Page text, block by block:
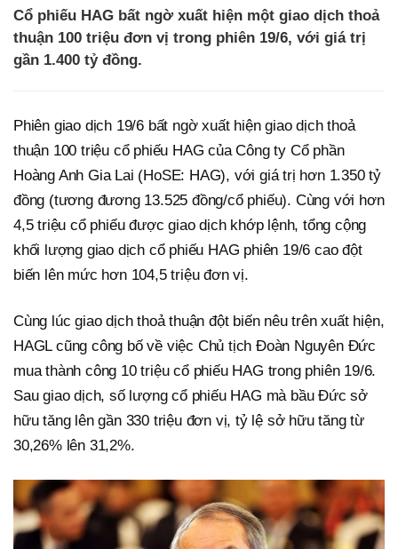
Cổ phiếu HAG bất ngờ xuất hiện một giao dịch thoả
thuận 100 triệu đơn vị trong phiên 19/6, với giá trị
gần 1.400 tỷ đồng.
Phiên giao dịch 19/6 bất ngờ xuất hiện giao dịch thoả
thuận 100 triệu cổ phiếu HAG của Công ty Cổ phần
Hoàng Anh Gia Lai (HoSE: HAG), với giá trị hơn 1.350 tỷ
đồng (tương đương 13.525 đồng/cổ phiếu). Cùng với hơn
4,5 triệu cổ phiếu được giao dịch khớp lệnh, tổng cộng
khối lượng giao dịch cổ phiếu HAG phiên 19/6 cao đột
biến lên mức hơn 104,5 triệu đơn vị.
Cùng lúc giao dịch thoả thuận đột biến nêu trên xuất hiện,
HAGL cũng công bố về việc Chủ tịch Đoàn Nguyên Đức
mua thành công 10 triệu cổ phiếu HAG trong phiên 19/6.
Sau giao dịch, số lượng cổ phiếu HAG mà bầu Đức sở
hữu tăng lên gần 330 triệu đơn vị, tỷ lệ sở hữu tăng từ
30,26% lên 31,2%.